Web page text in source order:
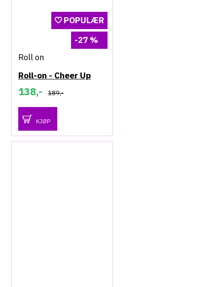
POPULÆR
-27 %
Roll on
Roll-on - Cheer Up
138,- 189,-
KJØP